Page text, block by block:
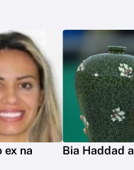
ex na
Bia Haddad